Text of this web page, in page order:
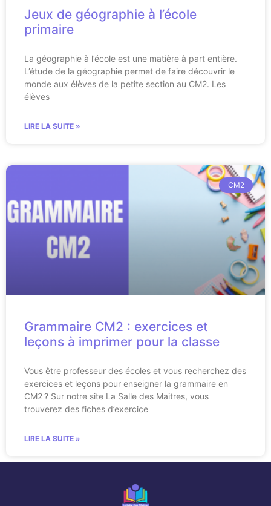
Jeux de géographie à l’école
primaire
La géographie à l’école est une matière à part entière.
L’étude de la géographie permet de faire découvrir le
monde aux élèves de la petite section au CM2. Les
élèves
LIRE LA SUITE »
CM2
Grammaire CM2 : exercices et
leçons à imprimer pour la classe
Vous être professeur des écoles et vous recherchez des
exercices et leçons pour enseigner la grammaire en
CM2 ? Sur notre site La Salle des Maitres, vous
trouverez des fiches d’exercice
LIRE LA SUITE »